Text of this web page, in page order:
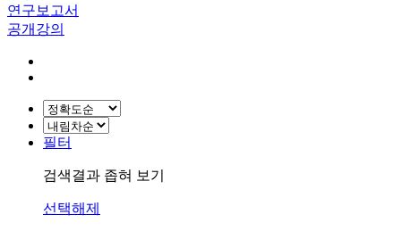
연구보고서
공개강의
필터
검색결과 좁혀 보기
선택해제